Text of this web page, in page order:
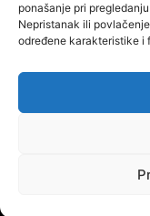
ponašanje pri
Nepristanak ili
određene karakteristike i